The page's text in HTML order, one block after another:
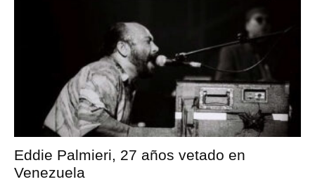
Eddie Palmieri, 27 años vetado en
Venezuela